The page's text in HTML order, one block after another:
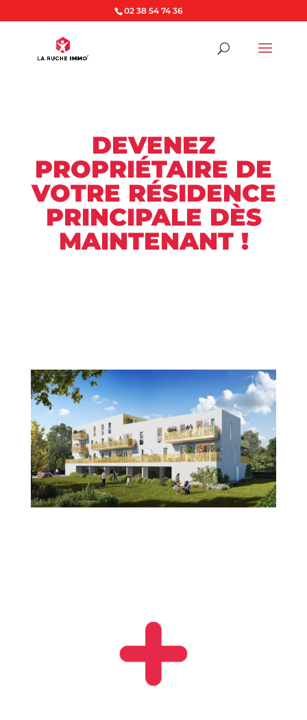
02 38 54 74 36
DEVENEZ
PROPRIÉTAIRE DE
VOTRE RÉSIDENCE
PRINCIPALE DÈS
MAINTENANT !